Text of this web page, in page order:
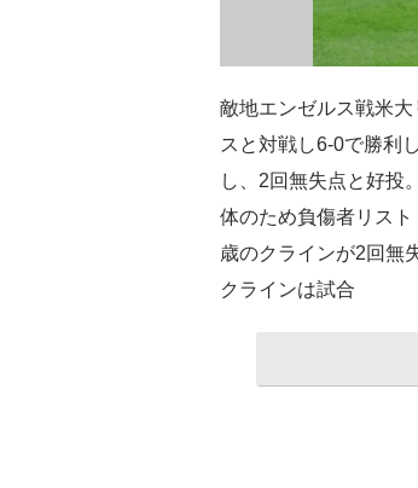
敵地エンゼルス戦米
スと対戦し6-0で勝利
し、2回無失点と好投
体のため負傷者リス
歳のクラインが2回無
クラインは試合